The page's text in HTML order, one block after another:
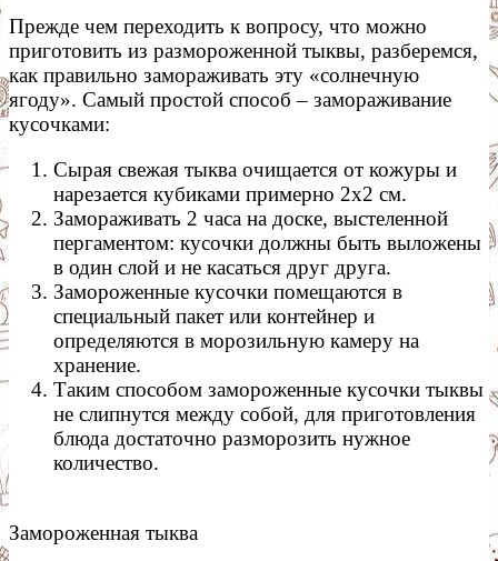
Прежде чем переходить к вопросу, что можно
приготовить из размороженной тыквы, разберемся,
как правильно замораживать эту «солнечную
ягоду». Самый простой способ – замораживание
кусочками:
Сырая свежая тыква очищается от кожуры и
нарезается кубиками примерно 2х2 см.
Замораживать 2 часа на доске, выстеленной
пергаментом: кусочки должны быть выложены
в один слой и не касаться друг друга.
Замороженные кусочки помещаются в
специальный пакет или контейнер и
определяются в морозильную камеру на
хранение.
Таким способом замороженные кусочки тыквы
не слипнутся между собой, для приготовления
блюда достаточно разморозить нужное
количество.
Замороженная тыква